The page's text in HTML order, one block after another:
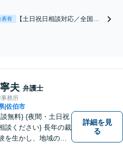
況を丁寧にお聞きし
ルな料金設定】
表有
【土日祝日相談対応／全国対
ト！【相談料：初回無料※1】
に、今すぐ相談！
夫 弁護士
事務所
|佐伯市
無料} {夜間・土日祝
談ください} 長年の裁
を生かし、地域の皆
詳細を見
る